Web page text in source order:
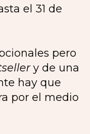
el 31 de
pero
y de una
hay que
por el medio